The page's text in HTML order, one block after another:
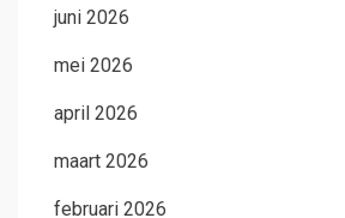
juni 2026
mei 2026
april 2026
maart 2026
februari 2026